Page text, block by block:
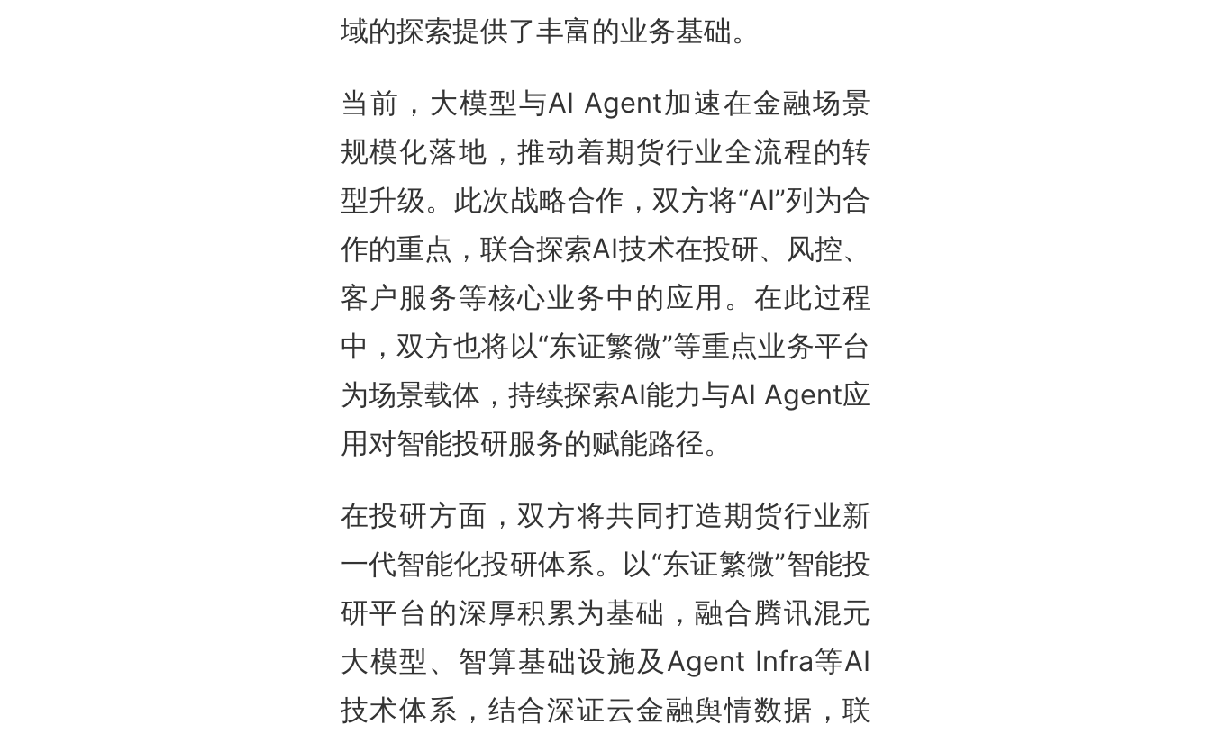
域的探索提供了丰富的业务基础。
当前，大模型与AI Agent加速在金融场景
规模化落地，推动着期货行业全流程的转
型升级。此次战略合作，双方将“AI”列为合
作的重点，联合探索AI技术在投研、风控、
客户服务等核心业务中的应用。在此过程
中，双方也将以“东证繁微”等重点业务平台
为场景载体，持续探索AI能力与AI Agent应
用对智能投研服务的赋能路径。
在投研方面，双方将共同打造期货行业新
一代智能化投研体系。以“东证繁微”智能投
研平台的深厚积累为基础，融合腾讯混元
大模型、智算基础设施及Agent Infra等AI
技术体系，结合深证云金融舆情数据，联